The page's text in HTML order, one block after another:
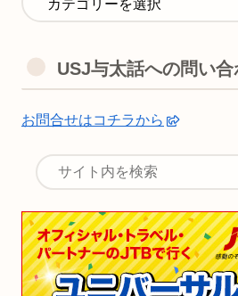
USJ与太話への問い
お問合せはコチラから